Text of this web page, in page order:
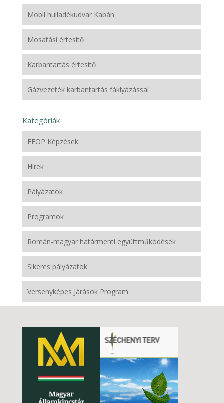
Mobil hulladékudvar Kabán
Mosatási értesítő
Karbantartás értesítő
Gázvezeték karbantartás fáklyázással
Kategóriák
EFOP Képzések
Hírek
Pályázatok
Programok
Román-magyar határmenti együttműködések
Sikeres pályázatok
Versenyképes Járások Program